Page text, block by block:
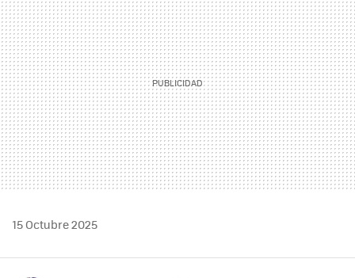
15 Octubre 2025